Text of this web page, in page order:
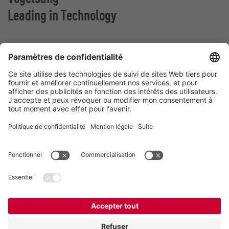
Leading in Technology
Vogelsang France
Z.A. De Fontgrave
26740 Montboucher sur Jabron
France
Téléphone:+ (33) 04.75.52.74.50